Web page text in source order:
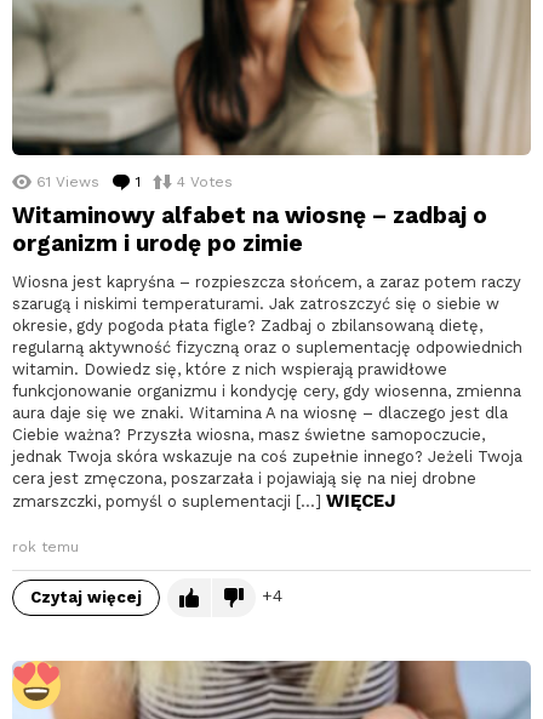
61 Views 1 komentarz
4 Votes
Witaminowy alfabet na wiosnę – zadbaj o
organizm i urodę po zimie
Wiosna jest kapryśna – rozpieszcza słońcem, a zaraz potem raczy
szarugą i niskimi temperaturami. Jak zatroszczyć się o siebie w
okresie, gdy pogoda płata figle? Zadbaj o zbilansowaną dietę,
regularną aktywność fizyczną oraz o suplementację odpowiednich
witamin. Dowiedz się, które z nich wspierają prawidłowe
funkcjonowanie organizmu i kondycję cery, gdy wiosenna, zmienna
aura daje się we znaki. Witamina A na wiosnę – dlaczego jest dla
Ciebie ważna? Przyszła wiosna, masz świetne samopoczucie,
jednak Twoja skóra wskazuje na coś zupełnie innego? Jeżeli Twoja
cera jest zmęczona, poszarzała i pojawiają się na niej drobne
zmarszczki, pomyśl o suplementacji […] WIĘCEJ
rok temu
Czytaj więcej 4